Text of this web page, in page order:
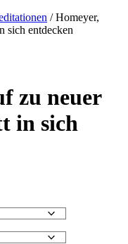
/ Homeyer,
sich entdecken
zu neuer
in sich